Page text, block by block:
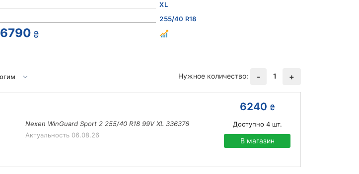
XL
255/40 R18
6790 ₴
Нужное количество: - 1 +
Nexen WinGuard Sport 2 255/40 R18 99V XL 336376
Актуальность 06.08.26
6240 ₴
Доступно 4шт.
В магазин